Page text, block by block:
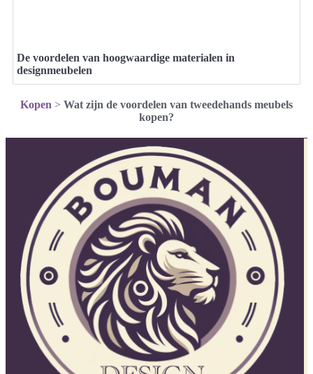
De voordelen van hoogwaardige materialen in
designmeubelen
Kopen > Wat zijn de voordelen van tweedehands meubels
kopen?